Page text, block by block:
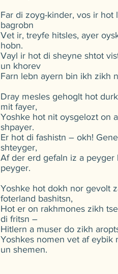
Far di zoyg-kinder, vos ir hot
bagrobn
Vet ir, treyfe hitsles, ayer
hobn.
Vayl ir hot di sheyne shtot
un khorev
Farn lebn ayern bin ikh zikh
Dray mesles gehoglt hot
mit fayer,
Yoshke hot nit oysgelozt on
shpayer.
Er hot di fashistn – okh!
shteyger,
Af der erd gefaln iz a peyger
peyger.
Yoshke hot dokh nor gevolt
foterland bashitsn,
Hot er on rakhmones zikh
di fritsn –
Hitlern a muser do zikh
Yoshkes nomen vet af eybik
un shemen.